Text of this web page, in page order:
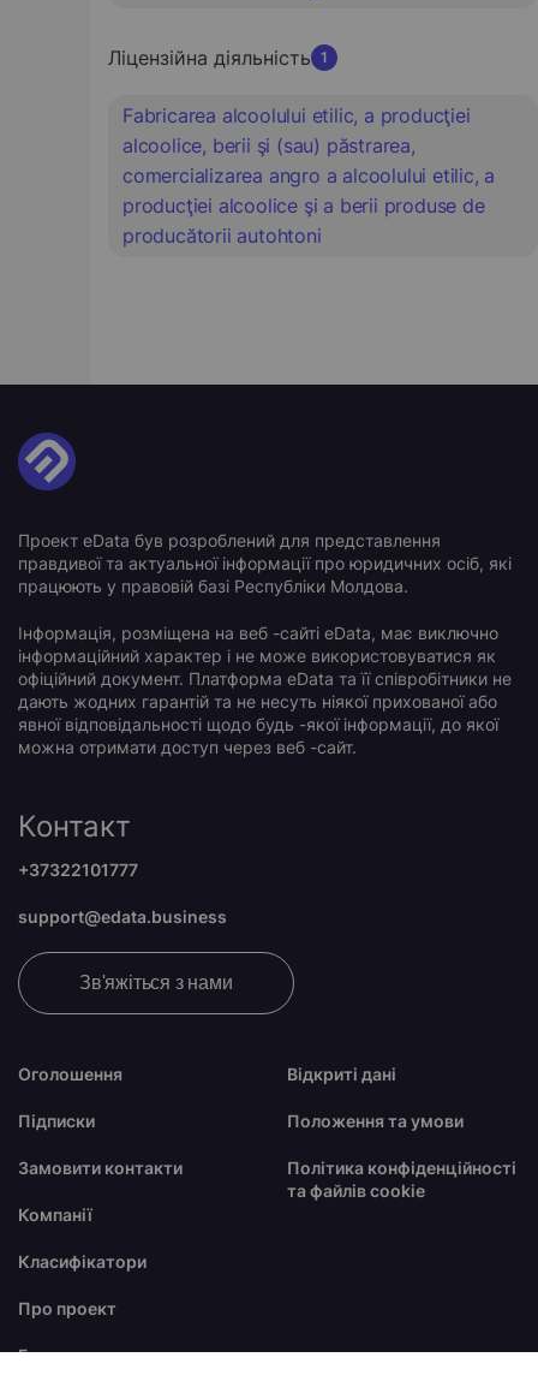
Ліцензійна діяльність 1
Fabricarea alcoolului etilic, a producţiei
alcoolice, berii şi (sau) păstrarea,
comercializarea angro a alcoolului etilic, a
producţiei alcoolice şi a berii produse de
producătorii autohtoni
Проект eData був розроблений для представлення
правдивої та актуальної інформації про юридичних осіб, які
працюють у правовій базі Республіки Молдова.
Інформація, розміщена на веб -сайті eData, має виключно
інформаційний характер і не може використовуватися як
офіційний документ. Платформа eData та її співробітники не
дають жодних гарантій та не несуть ніякої прихованої або
явної відповідальності щодо будь -якої інформації, до якої
можна отримати доступ через веб -сайт.
Оголошення
Підписки
Замовити контакти
Компанії
Класифікатори
Про проект
Блог
Відкриті дані
Положення та умови
Політика конфіденційності
та файлів cookie
Контакт
+37322101777
support@edata.business
Зв'яжіться з нами